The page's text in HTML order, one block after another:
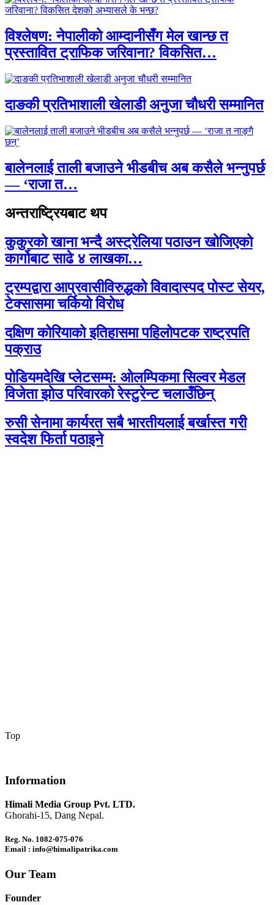
विश्लेषण: नेपालीको आम्दानीसँग मेल खान्छ त
प्रस्तावित ट्राफिक जरिवाना? विकसित…
दाङकी प्रतिभाशाली खेलाडी अनुजा चौधरी सम्मानित
बालेनलाई ताली बजाउने भीडबीच अब कसैले भन्नुपर्छ
— ‘राजा त…
अन्तराष्ट्रियबाट थप
कुकुरको खाना भन्दै अस्ट्रेलिया पठाउन खोजिएको
कार्गोबाट साढे ४ लाखका…
ट्रम्पद्वारा आप्रवासीविरुद्धको विवादास्पद पोस्ट सेयर,
टेक्सासमा चर्कियो विरोध
दक्षिण कोरियाको इतिहासमा पहिलोपटक राष्ट्रपति
पक्राउ
पोडियमदेखि प्लेटसम्म: ओलम्पिकमा सिल्वर मेडल
विजेता झोउ परिवारको रेस्टुरेन्ट चलाउँछिन्
रुसी सेनामा कार्यरत सबै भारतीयलाई बर्खास्त गरी
स्वदेश फिर्ता पठाइने
Top
Information
Himali Media Group Pvt. LTD.
Ghorahi-15, Dang Nepal.
Reg. No. 1082-075-076
Email : info@himalipatrika.com
Our Team
Founder